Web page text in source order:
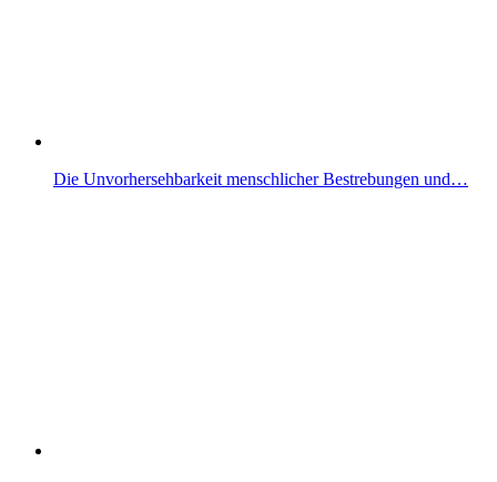
Die Unvorhersehbarkeit menschlicher Bestrebungen und…